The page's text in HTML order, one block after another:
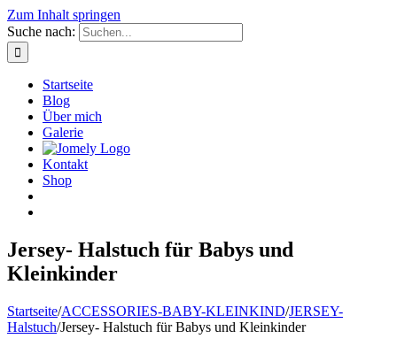
Zum Inhalt springen
Suche nach:
Startseite
Blog
Über mich
Galerie
Kontakt
Shop
Jersey- Halstuch für Babys und
Kleinkinder
Startseite/ACCESSORIES-BABY-KLEINKIND/JERSEY-
Halstuch/Jersey- Halstuch für Babys und Kleinkinder